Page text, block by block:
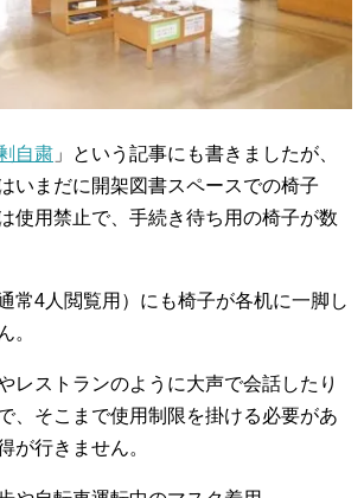
自粛 」という記事にも書きましたが、
いまだに開架図書スペースでの椅子
使用禁止で、手続き待ち用の椅子が数
常4人閲覧用）にも椅子が各机に一脚し
。
レストランのように大声で会話したり
、そこまで使用制限を掛ける必要があ
が行きません。